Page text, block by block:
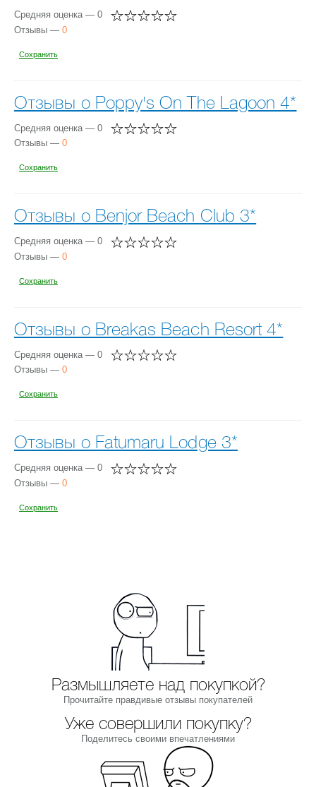
Средняя оценка — 0
Отзывы — 0
Сохранить
Отзывы о Poppy's On The Lagoon 4*
Средняя оценка — 0
Отзывы — 0
Сохранить
Отзывы о Benjor Beach Club 3*
Средняя оценка — 0
Отзывы — 0
Сохранить
Отзывы о Breakas Beach Resort 4*
Средняя оценка — 0
Отзывы — 0
Сохранить
Отзывы о Fatumaru Lodge 3*
Средняя оценка — 0
Отзывы — 0
Сохранить
Размышляете над покупкой?
Прочитайте правдивые отзывы покупателей
Уже совершили покупку?
Поделитесь своими впечатлениями